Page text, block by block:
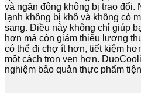
và ngăn đông không bị trao đổi.
lạnh không bị khô và không có
sang. Điều này không chỉ giúp
hơn mà còn giảm thiểu lượng
có thể đi chợ ít hơn, tiết kiệm
một cách trọn vẹn hơn.
nghiệm bảo quản thực phẩm